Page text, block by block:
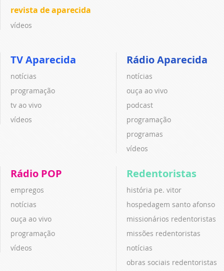
revista de aparecida
vídeos
TV Aparecida
notícias
programação
tv ao vivo
vídeos
Rádio Aparecida
notícias
ouça ao vivo
podcast
programação
programas
vídeos
Rádio POP
empregos
notícias
ouça ao vivo
programação
vídeos
Redentoristas
história pe. vitor
hospedagem santo afonso
missionários redentoristas
missões redentoristas
notícias
obras sociais redentoristas